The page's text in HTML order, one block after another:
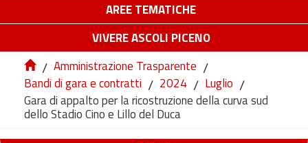
AREE TEMATICHE
VIVERE ASCOLI PICENO
/ Amministrazione Trasparente /
Bandi di gara e contratti / 2024 / Luglio /
Gara di appalto per la ricostruzione della curva sud
dello Stadio Cino e Lillo del Duca